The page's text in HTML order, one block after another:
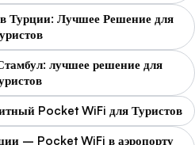
Турции: Лучшее Решение для
лучшее решение для
Pocket WiFi для Туристов
– Pocket WiFi в аэропорту